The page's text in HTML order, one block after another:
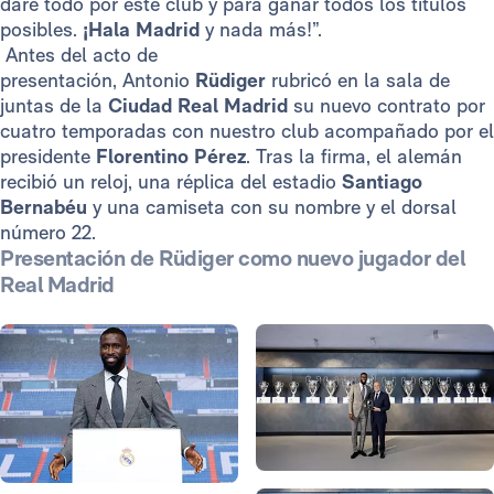
posibles. ¡Hala Madrid y nada más!”.
Antes del acto de
presentación, Antonio Rüdiger rubricó en la sala de
juntas de la Ciudad Real Madrid su nuevo contrato por
cuatro temporadas con nuestro club acompañado por el
presidente Florentino Pérez. Tras la firma, el alemán
recibió un reloj, una réplica del estadio Santiago
Bernabéu y una camiseta con su nombre y el dorsal
número 22.
Presentación de Rüdiger como nuevo jugador del
Real Madrid